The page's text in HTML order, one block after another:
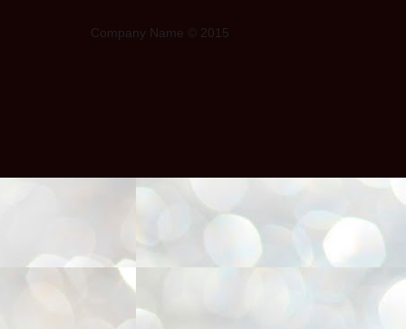
Company Name © 2015